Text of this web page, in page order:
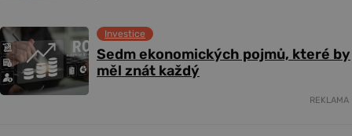
Sedm ekonomických pojmů, které by
měl znát každý
Investice
REKLAMA